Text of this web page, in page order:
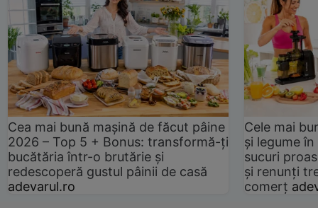
Cea mai bună mașină de făcut pâine
2026 – Top 5 + Bonus: transformă-ți
bucătăria într-o brutărie și
redescoperă gustul pâinii de casă
adevarul.ro
Cele mai
și legume
sucuri
și renunți
comerț